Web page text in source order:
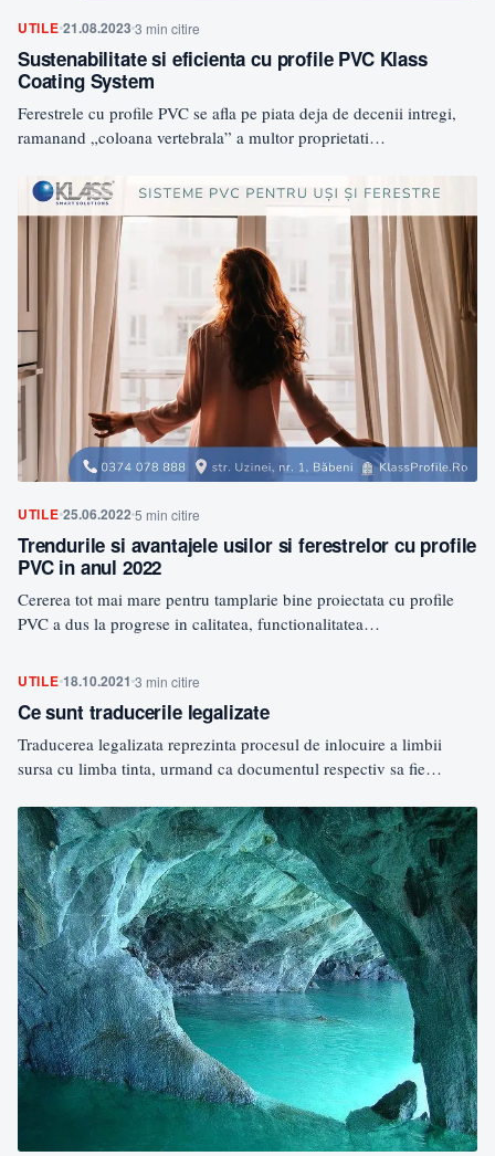
UTILE 21.08.2023 3 min citire
Sustenabilitate si eficienta cu profile PVC Klass
Coating System
Ferestrele cu profile PVC se afla pe piata deja de decenii intregi,
ramanand „coloana vertebrala” a multor proprietati…
UTILE 25.06.2022 5 min citire
Trendurile si avantajele usilor si ferestrelor cu profile
PVC in anul 2022
Cererea tot mai mare pentru tamplarie bine proiectata cu profile
PVC a dus la progrese in calitatea, functionalitatea…
UTILE 18.10.2021 3 min citire
Ce sunt traducerile legalizate
Traducerea legalizata reprezinta procesul de inlocuire a limbii
sursa cu limba tinta, urmand ca documentul respectiv sa fie…